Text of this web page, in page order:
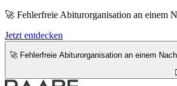
🚀 Fehlerfreie Abiturorganisation an einem
Jetzt entdecken
🚀 Fehlerfreie Abiturorganisation an einem